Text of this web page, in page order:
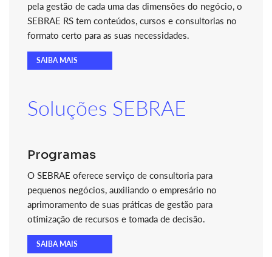
pela gestão de cada uma das dimensões do negócio, o
SEBRAE RS tem conteúdos, cursos e consultorias no
formato certo para as suas necessidades.
SAIBA MAIS
Soluções SEBRAE
Programas
O SEBRAE oferece serviço de consultoria para
pequenos negócios, auxiliando o empresário no
aprimoramento de suas práticas de gestão para
otimização de recursos e tomada de decisão.
SAIBA MAIS